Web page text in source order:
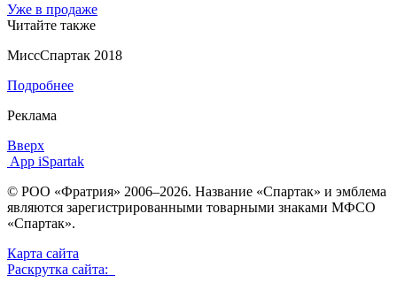
Уже в продаже
Читайте также
МиссСпартак 2018
Подробнее
Реклама
Вверх
App iSpartak
© РОО «Фратрия» 2006–2026. Название «Спартак» и эмблема
являются зарегистрированными товарными знаками МФСО
«Спартак».
Карта сайта
Раскрутка сайта: